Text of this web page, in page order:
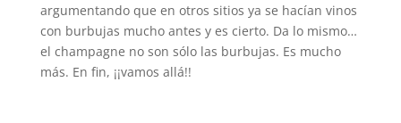
argumentando que en otros sitios ya se hacían vinos
con burbujas mucho antes y es cierto. Da lo mismo…
el champagne no son sólo las burbujas. Es mucho
más. En fin, ¡¡vamos allá!!